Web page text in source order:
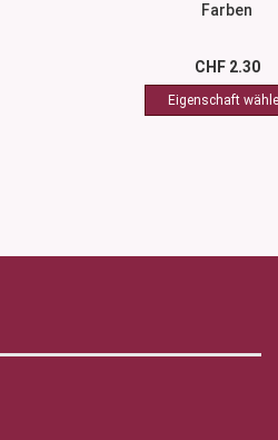
Farben
CHF 2.30